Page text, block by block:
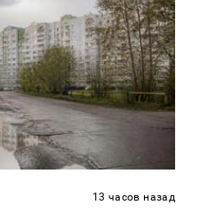
13 часов назад